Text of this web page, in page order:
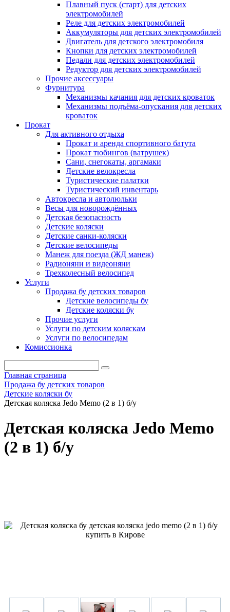
Плавный пуск (старт) для детских
электромобилей
Реле для детских электромобилей
Аккумуляторы для детских электромобилей
Двигатель для детского электромобиля
Кнопки для детских электромобилей
Педали для детских электромобилей
Редуктор для детских электромобилей
Прочие аксессуары
Фурнитура
Механизмы качания для детских кроваток
Механизмы подъёма-опускания для детских
кроваток
Прокат
Для активного отдыха
Прокат и аренда спортивного батута
Прокат тюбингов (ватрушек)
Сани, снегокаты, аргамаки
Детские велокресла
Туристические палатки
Туристический инвентарь
Автокресла и автолюльки
Весы для новорождённых
Детская безопасность
Детские коляски
Детские санки-коляски
Детские велосипеды
Манеж для поезда (ЖД манеж)
Радионяни и видеоняни
Трехколесный велосипед
Услуги
Продажа бу детских товаров
Детские велосипеды бу
Детские коляски бу
Прочие услуги
Услуги по детским коляскам
Услуги по велосипедам
Комиссионка
Главная страница
Продажа бу детских товаров
Детские коляски бу
Детская коляска Jedo Memo (2 в 1) б/у
Детская коляска Jedo Memo
(2 в 1) б/у